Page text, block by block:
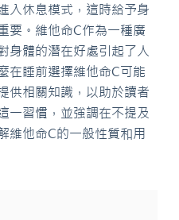
入休息模式，這時給予身
要。維他命C作為一種廣
身體的潛在好處引起了人
在睡前選擇維他命C可能
供相關知識，以助於讀者
一習慣，並強調在不提及
維他命C的一般性質和用